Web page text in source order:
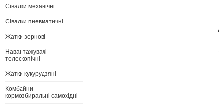
Сівалки механічні
Сівалки пневматичні
Жатки зернові
Навантажувачі
телескопічні
Жатки кукурудзяні
Комбайни
кормозбиральні самохідні